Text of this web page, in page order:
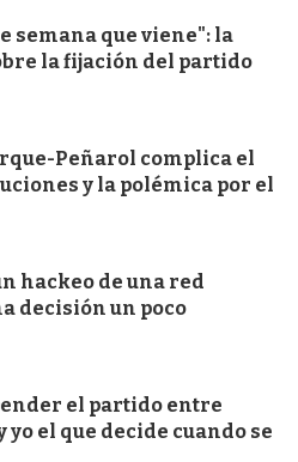
semana que viene": la
la fijación del partido
Peñarol complica el
y la polémica por el
hackeo de una red
decisión un poco
el partido entre
yo el que decide cuando se